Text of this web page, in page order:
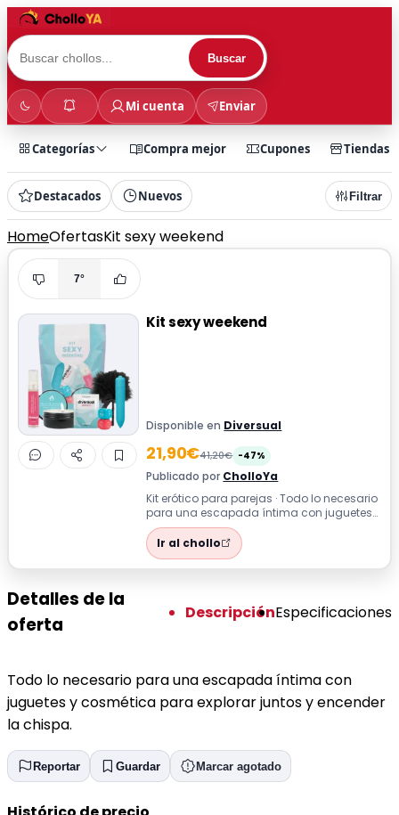
Buscar
Mi cuenta Enviar
Categorías Compra mejor Cupones Tiendas
Destacados Nuevos Filtrar
HomeOfertasKit sexy weekend
7°
Kit sexy weekend
Disponible en Diversual
21,90€41,20€ -47%
Publicado por CholloYa
Kit erótico para parejas · Todo lo necesario
para una escapada íntima con juguetes
y cosmética para explorar juntos y...
Ir al chollo
Detalles de la
oferta
DescripciónEspecificaciones
Todo lo necesario para una escapada íntima con
juguetes y cosmética para explorar juntos y encender
la chispa.
Reportar Guardar Marcar agotado